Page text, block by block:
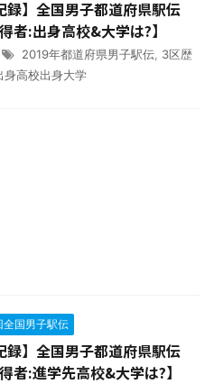
録】全国男子都道府県駅伝
者:出身高校&大学は?】
2019年都道府県男子駅伝 3区歴
身高校出身大学
国男子駅伝
録】全国男子都道府県駅伝
者:進学先高校&大学は?】